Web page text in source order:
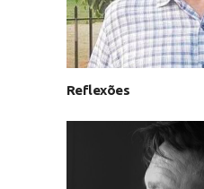
Reflexões